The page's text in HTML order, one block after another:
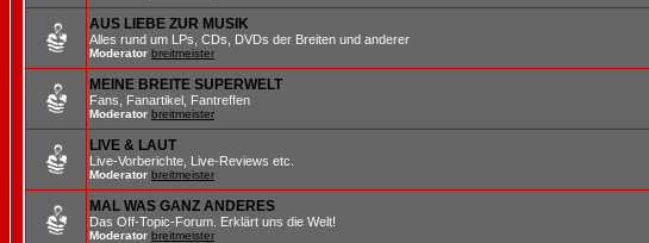
AUS LIEBE ZUR MUSIK
Alles rund um LPs, CDs, DVDs der Breiten und anderer
Moderator breitmeister
MEINE BREITE SUPERWELT
Fans, Fanartikel, Fantreffen
Moderator breitmeister
LIVE & LAUT
Live-Vorberichte, Live-Reviews etc.
Moderator breitmeister
MAL WAS GANZ ANDERES
Das Off-Topic-Forum. Erklärt uns die Welt!
Moderator breitmeister